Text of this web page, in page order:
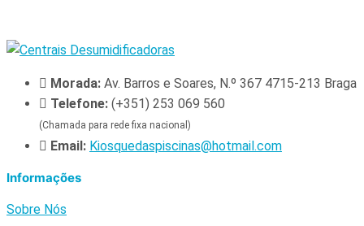
Morada: Av. Barros e Soares, N.º 367 4715-213 Braga
Telefone: (+351) 253 069 560
(Chamada para rede fixa nacional)
Email: Kiosquedaspiscinas@hotmail.com
Informações
Sobre Nós